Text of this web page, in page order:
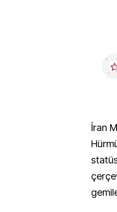
İran Meclis Başkanı Muhammed Bakır Kalibaf,